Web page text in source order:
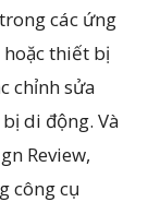
các ứng
thiết bị
chỉnh sửa
di động. Và
Review,
công cụ